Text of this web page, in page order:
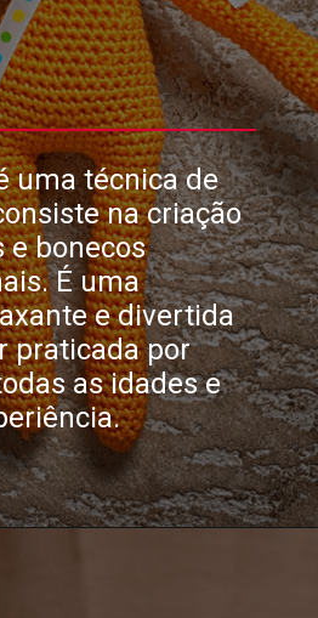
uma técnica de
na criação
e bonecos
É uma
e divertida
praticada por
as idades e